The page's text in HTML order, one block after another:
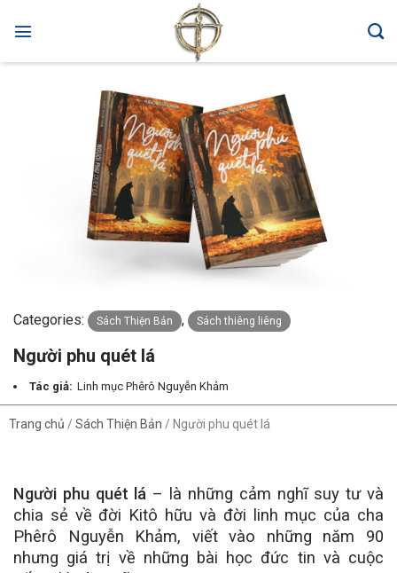
Categories: Sách Thiện Bản , Sách thiêng liêng
Người phu quét lá
Tác giả: Linh mục Phêrô Nguyễn Khảm
Trang chủ / Sách Thiện Bản / Người phu quét lá
Người phu quét lá – là những cảm nghĩ suy tư và
chia sẻ về đời Kitô hữu và đời linh mục của cha
Phêrô Nguyễn Khảm, viết vào những năm 90
nhưng giá trị về những bài học đức tin và cuộc